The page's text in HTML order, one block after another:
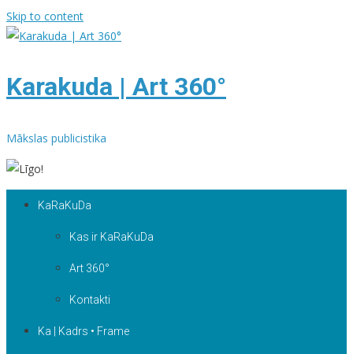
Skip to content
Karakuda | Art 360°
Mākslas publicistika
KaRaKuDa
Kas ir KaRaKuDa
Art 360°
Kontakti
Ka | Kadrs • Frame